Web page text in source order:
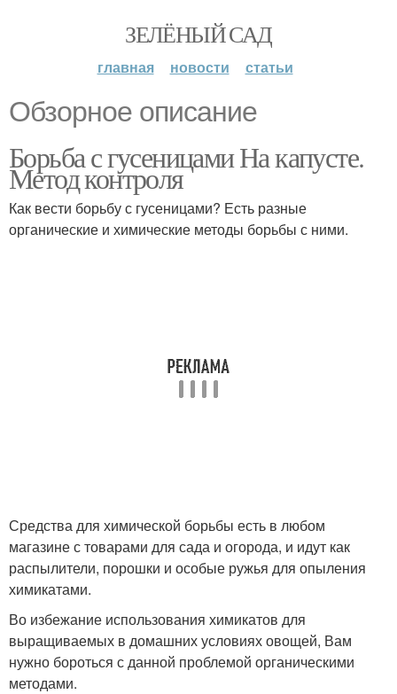
ЗЕЛЁНЫЙ САД
главная новости статьи
Обзорное описание
Борьба с гусеницами На капусте.
Метод контроля
Как вести борьбу с гусеницами? Есть разные
органические и химические методы борьбы с ними.
Средства для химической борьбы есть в любом
магазине с товарами для сада и огорода, и идут как
распылители, порошки и особые ружья для опыления
химикатами.
Во избежание использования химикатов для
выращиваемых в домашних условиях овощей, Вам
нужно бороться с данной проблемой органическими
методами.